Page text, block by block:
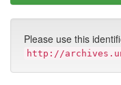
Please use this
http://